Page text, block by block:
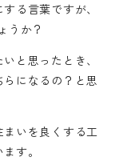
る言葉ですが、
うか？
と思ったとき、
になるの？と思
まいを良くする工
す。